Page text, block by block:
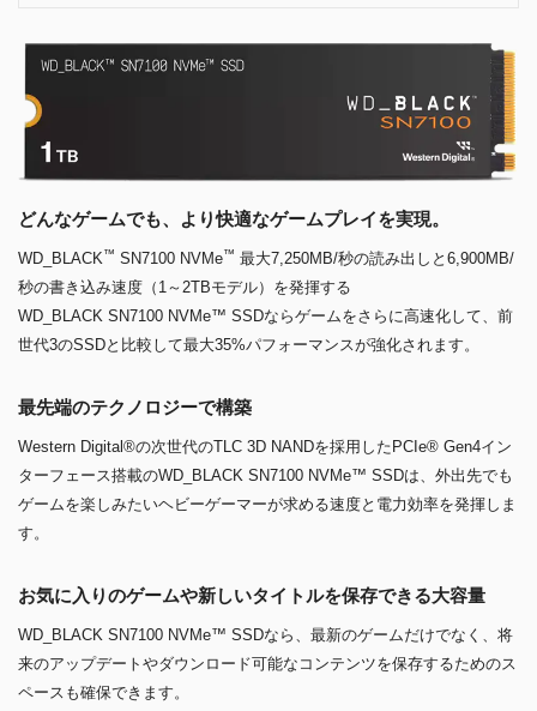
どんなゲームでも、より快適なゲームプレイを実現。
WD_BLACK™ SN7100 NVMe™ 最大7,250MB/秒の読み出しと6,900MB/
秒の書き込み速度（1～2TBモデル）を発揮する
WD_BLACK SN7100 NVMe™ SSDならゲームをさらに高速化して、前
世代3のSSDと比較して最大35%パフォーマンスが強化されます。
最先端のテクノロジーで構築
Western Digital®の次世代のTLC 3D NANDを採用したPCIe® Gen4イン
ターフェース搭載のWD_BLACK SN7100 NVMe™ SSDは、外出先でも
ゲームを楽しみたいヘビーゲーマーが求める速度と電力効率を発揮しま
す。
お気に入りのゲームや新しいタイトルを保存できる大容量
WD_BLACK SN7100 NVMe™ SSDなら、最新のゲームだけでなく、将
来のアップデートやダウンロード可能なコンテンツを保存するためのス
ペースも確保できます。